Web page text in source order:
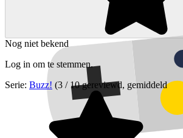
Nog niet bekend
Log in om te stemmen.
Serie: Buzz! (3 / 10 gereviewd, gemiddeld